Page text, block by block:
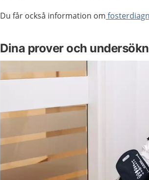
Du får också information om
Dina prover och